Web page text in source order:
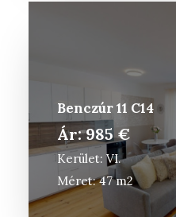
Benczúr 11 C14
Ár: 985 €
Kerület: VI.
Méret: 47 m2